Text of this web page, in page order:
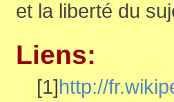
et la liberté du
Liens:
[1]http://